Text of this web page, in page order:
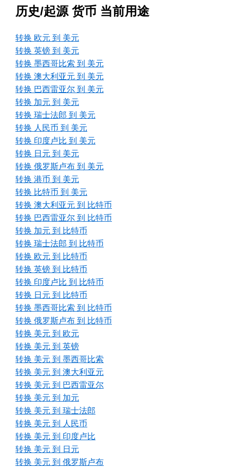
历史/起源 货币 当前用途
转换 欧元 到 美元
转换 英镑 到 美元
转换 墨西哥比索 到 美元
转换 澳大利亚元 到 美元
转换 巴西雷亚尔 到 美元
转换 加元 到 美元
转换 瑞士法郎 到 美元
转换 人民币 到 美元
转换 印度卢比 到 美元
转换 日元 到 美元
转换 俄罗斯卢布 到 美元
转换 港币 到 美元
转换 比特币 到 美元
转换 澳大利亚元 到 比特币
转换 巴西雷亚尔 到 比特币
转换 加元 到 比特币
转换 瑞士法郎 到 比特币
转换 欧元 到 比特币
转换 英镑 到 比特币
转换 印度卢比 到 比特币
转换 日元 到 比特币
转换 墨西哥比索 到 比特币
转换 俄罗斯卢布 到 比特币
转换 美元 到 欧元
转换 美元 到 英镑
转换 美元 到 墨西哥比索
转换 美元 到 澳大利亚元
转换 美元 到 巴西雷亚尔
转换 美元 到 加元
转换 美元 到 瑞士法郎
转换 美元 到 人民币
转换 美元 到 印度卢比
转换 美元 到 日元
转换 美元 到 俄罗斯卢布